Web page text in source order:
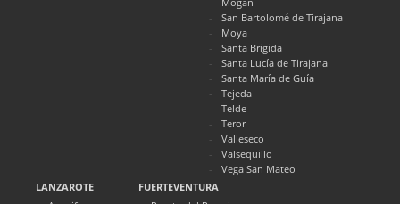
San Bartolomé de Tirajana
Moya
Santa Brigida
Santa Lucía de Tirajana
Santa María de Guía
Tejeda
Telde
Teror
Valleseco
Valsequillo
Vega San Mateo
LANZAROTE
FUERTEVENTURA